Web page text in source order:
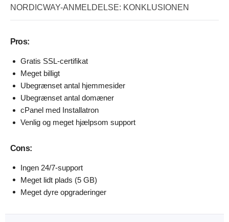
NORDICWAY-ANMELDELSE: KONKLUSIONEN
Pros:
Gratis SSL-certifikat
Meget billigt
Ubegrænset antal hjemmesider
Ubegrænset antal domæner
cPanel med Installatron
Venlig og meget hjælpsom support
Cons:
Ingen 24/7-support
Meget lidt plads (5 GB)
Meget dyre opgraderinger